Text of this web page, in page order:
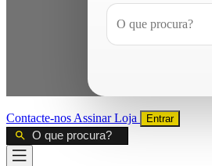
Contacte-nos AssinarLoja Entrar